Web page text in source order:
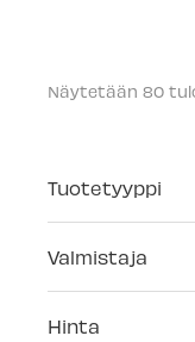
Näytetään 80
Tuotetyyppi
Valmistaja
Hinta